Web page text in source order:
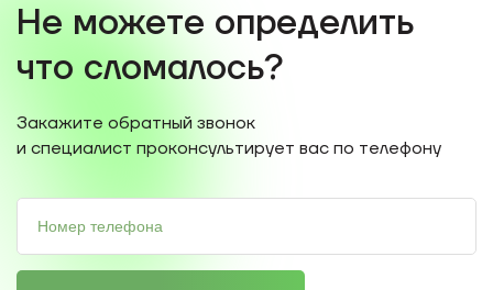
Не можете определить
что сломалось?
Закажите обратный звонок
и специалист проконсультирует вас по телефону